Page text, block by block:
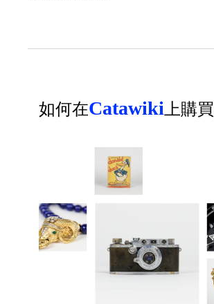
如何在Catawiki 上購買